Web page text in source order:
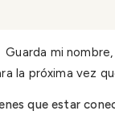
Guarda mi
la próxima vez
que estar